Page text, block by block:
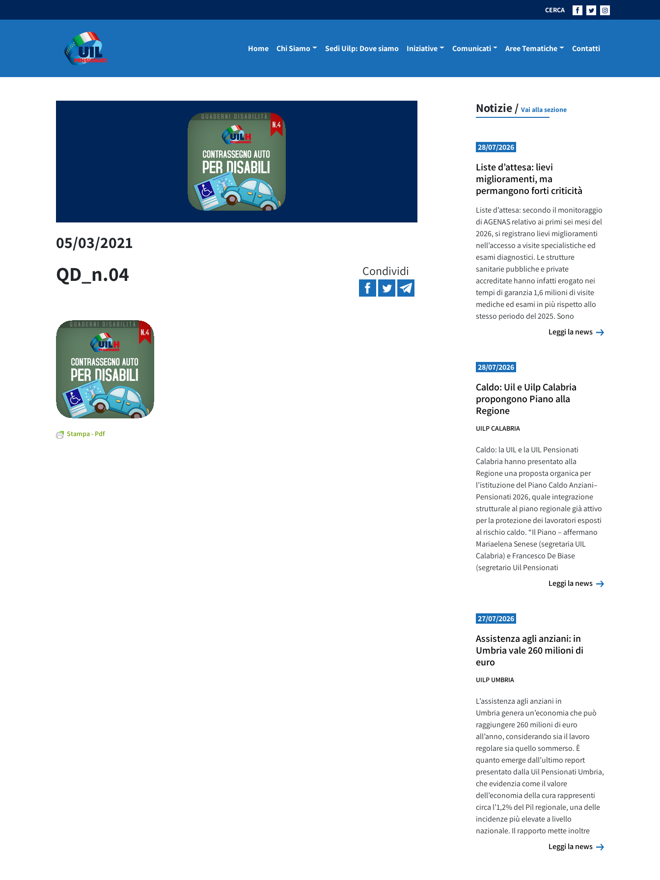
CERCA
Navigazione principale Home Chi Siamo Sedi Uilp: Dove siamo Iniziative Comunicati Aree Tematiche Contatti
05/03/2021
QD_n.04 Condividi
Stampa - Pdf
Notizie / Vai alla sezione
28/07/2026
Liste d’attesa: lievi
miglioramenti, ma
permangono forti criticità
Liste d’attesa: secondo il monitoraggio
di AGENAS relativo ai primi sei mesi del
2026, si registrano lievi miglioramenti
nell’accesso a visite specialistiche ed
esami diagnostici. Le strutture
sanitarie pubbliche e private
accreditate hanno infatti erogato nei
tempi di garanzia 1,6 milioni di visite
mediche ed esami in più rispetto allo
stesso periodo del 2025. Sono
Leggi la news
Leggi la news
28/07/2026
Caldo: Uil e Uilp Calabria
propongono Piano alla
Regione
UILP CALABRIA
Caldo: la UIL e la UIL Pensionati
Calabria hanno presentato alla
Regione una proposta organica per
l’istituzione del Piano Caldo Anziani–
Pensionati 2026, quale integrazione
strutturale al piano regionale già attivo
per la protezione dei lavoratori esposti
al rischio caldo. “Il Piano – affermano
Mariaelena Senese (segretaria UIL
Calabria) e Francesco De Biase
(segretario Uil Pensionati
Leggi la news
Leggi la news
27/07/2026
Assistenza agli anziani: in
Umbria vale 260 milioni di
euro
UILP UMBRIA
L’assistenza agli anziani in
Umbria genera un’economia che può
raggiungere 260 milioni di euro
all’anno, considerando sia il lavoro
regolare sia quello sommerso. È
quanto emerge dall’ultimo report
presentato dalla Uil Pensionati Umbria,
che evidenzia come il valore
dell’economia della cura rappresenti
circa l’1,2% del Pil regionale, una delle
incidenze più elevate a livello
nazionale. Il rapporto mette inoltre
Leggi la news
Leggi la news